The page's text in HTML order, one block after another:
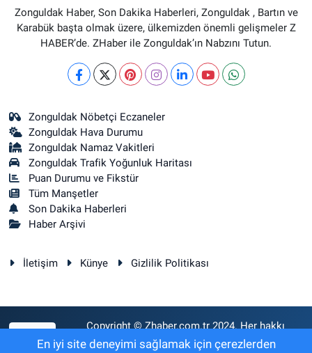
Zonguldak Haber, Son Dakika Haberleri, Zonguldak , Bartın ve
Karabük başta olmak üzere, ülkemizden önemli gelişmeler Z
HABER’de. ZHaber ile Zonguldak’ın Nabzını Tutun.
Zonguldak Nöbetçi Eczaneler
Zonguldak Hava Durumu
Zonguldak Namaz Vakitleri
Zonguldak Trafik Yoğunluk Haritası
Puan Durumu ve Fikstür
Tüm Manşetler
Son Dakika Haberleri
Haber Arşivi
İletişim Künye Gizlilik Politikası
Copyright © Zhaber.com.tr 2024. Her hakkı
saklıdır.
En iyi site deneyimi sağlamak için çerezlerden